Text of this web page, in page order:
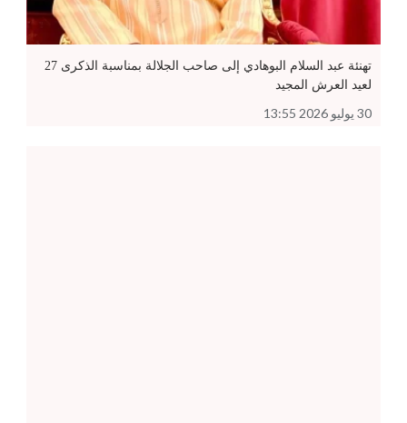
تهنئة عبد السلام البوهادي إلى صاحب الجلالة بمناسبة الذكرى 27
لعيد العرش المجيد
30 يوليو 2026 13:55